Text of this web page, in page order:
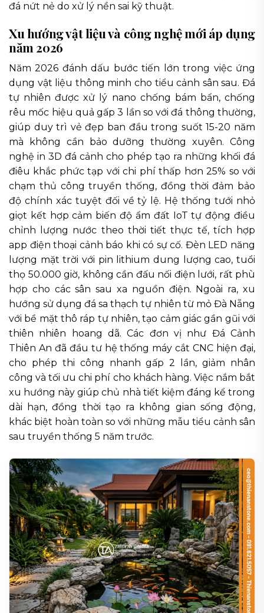
đá nứt nẻ do xử lý nền sai kỹ thuật.
Xu hướng vật liệu và công nghệ mới áp dụng
năm 2026
Năm 2026 đánh dấu bước tiến lớn trong việc ứng
dụng vật liệu thông minh cho tiểu cảnh sân sau. Đá
tự nhiên được xử lý nano chống bám bẩn, chống
rêu mốc hiệu quả gấp 3 lần so với đá thông thường,
giúp duy trì vẻ đẹp ban đầu trong suốt 15-20 năm
mà không cần bảo dưỡng thường xuyên. Công
nghệ in 3D đá cảnh cho phép tạo ra những khối đá
điêu khắc phức tạp với chi phí thấp hơn 25% so với
chạm thủ công truyền thống, đồng thời đảm bảo
độ chính xác tuyệt đối về tỷ lệ. Hệ thống tưới nhỏ
giọt kết hợp cảm biến độ ẩm đất IoT tự động điều
chỉnh lượng nước theo thời tiết thực tế, tích hợp
app điện thoại cảnh báo khi có sự cố. Đèn LED năng
lượng mặt trời với pin lithium dung lượng cao, tuổi
thọ 50.000 giờ, không cần đấu nối điện lưới, rất phù
hợp cho các sân sau xa nguồn điện. Ngoài ra, xu
hướng sử dụng đá sa thạch tự nhiên từ mỏ Đà Nẵng
với bề mặt thô ráp tự nhiên, tạo cảm giác gần gũi với
thiên nhiên hoang dã. Các đơn vị như Đá Cảnh
Thiên An đã đầu tư hệ thống máy cắt CNC hiện đại,
cho phép thi công nhanh gấp 2 lần, giảm nhân
công và tối ưu chi phí cho khách hàng. Việc nắm bắt
xu hướng này giúp chủ nhà tiết kiệm đáng kể trong
dài hạn, đồng thời tạo ra không gian sống động,
khác biệt hoàn toàn so với những mẫu tiểu cảnh sân
sau truyền thống 5 năm trước.